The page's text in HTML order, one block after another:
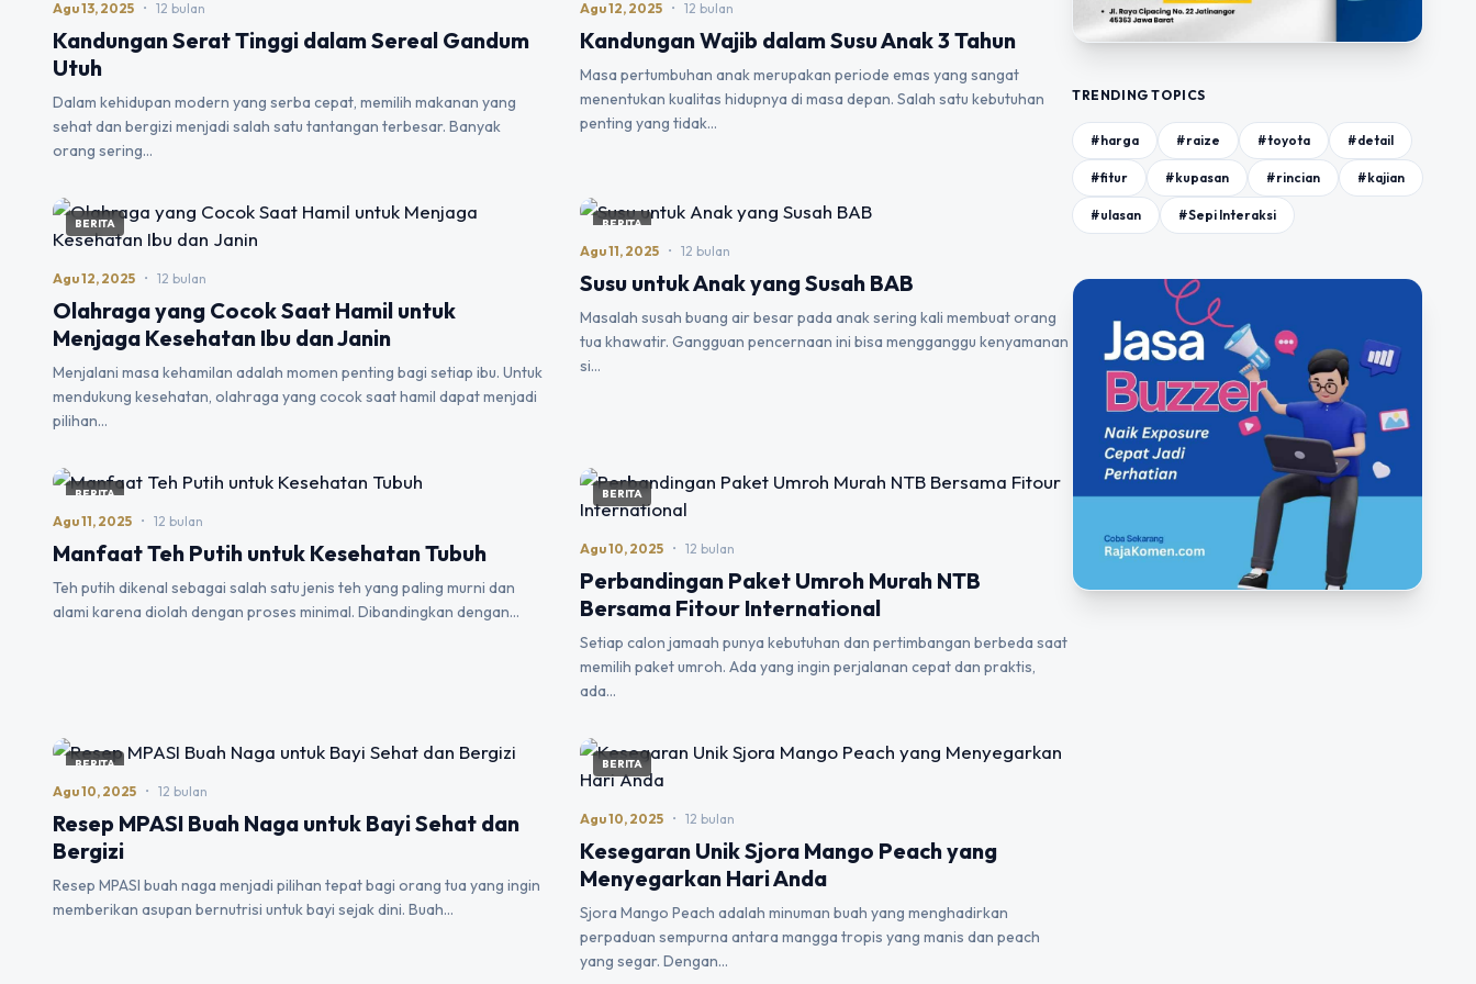
Agu 13, 2025 • 12 bulan
Kandungan Serat Tinggi dalam Sereal Gandum
Utuh
Dalam kehidupan modern yang serba cepat, memilih makanan yang
sehat dan bergizi menjadi salah satu tantangan terbesar. Banyak
orang sering…
Agu 12, 2025 • 12 bulan
Kandungan Wajib dalam Susu Anak 3 Tahun
Masa pertumbuhan anak merupakan periode emas yang sangat
menentukan kualitas hidupnya di masa depan. Salah satu kebutuhan
penting yang tidak…
BERITA
Agu 12, 2025 • 12 bulan
Olahraga yang Cocok Saat Hamil untuk
Menjaga Kesehatan Ibu dan Janin
Menjalani masa kehamilan adalah momen penting bagi setiap ibu. Untuk
mendukung kesehatan, olahraga yang cocok saat hamil dapat menjadi
pilihan…
BERITA
Agu 11, 2025 • 12 bulan
Susu untuk Anak yang Susah BAB
Masalah susah buang air besar pada anak sering kali membuat orang
tua khawatir. Gangguan pencernaan ini bisa mengganggu kenyamanan
si…
BERITA
Agu 11, 2025 • 12 bulan
Manfaat Teh Putih untuk Kesehatan Tubuh
Teh putih dikenal sebagai salah satu jenis teh yang paling murni dan
alami karena diolah dengan proses minimal. Dibandingkan dengan…
BERITA
Agu 10, 2025 • 12 bulan
Perbandingan Paket Umroh Murah NTB
Bersama Fitour International
Setiap calon jamaah punya kebutuhan dan pertimbangan berbeda saat
memilih paket umroh. Ada yang ingin perjalanan cepat dan praktis,
ada…
BERITA
Agu 10, 2025 • 12 bulan
Resep MPASI Buah Naga untuk Bayi Sehat dan
Bergizi
Resep MPASI buah naga menjadi pilihan tepat bagi orang tua yang ingin
memberikan asupan bernutrisi untuk bayi sejak dini. Buah…
BERITA
Agu 10, 2025 • 12 bulan
Kesegaran Unik Sjora Mango Peach yang
Menyegarkan Hari Anda
Sjora Mango Peach adalah minuman buah yang menghadirkan
perpaduan sempurna antara mangga tropis yang manis dan peach
yang segar. Dengan…
TRENDING TOPICS
#harga #raize #toyota #detail
#fitur #kupasan #rincian #kajian
#ulasan #Sepi Interaksi